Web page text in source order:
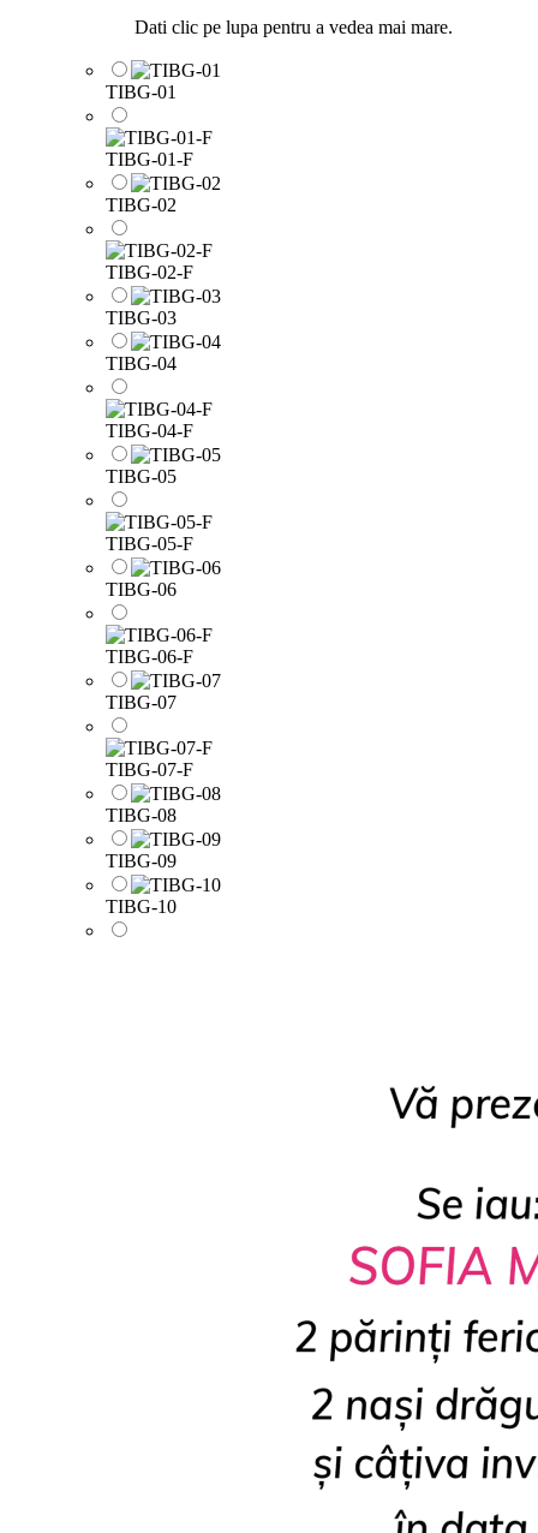
Dati clic pe lupa pentru a vedea mai mare.
TIBG-01
TIBG-01-F
TIBG-02
TIBG-02-F
TIBG-03
TIBG-04
TIBG-04-F
TIBG-05
TIBG-05-F
TIBG-06
TIBG-06-F
TIBG-07
TIBG-07-F
TIBG-08
TIBG-09
TIBG-10